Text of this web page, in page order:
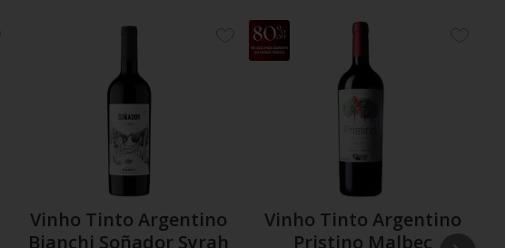
ADICIONE
FAVORITOS
Vinho Tinto Argentino
Bianchi Soñador Syrah
33%
OFF
Vinho Tinto Argentino
Pristino Malbec